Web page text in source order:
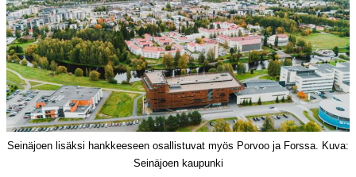
Seinäjoen lisäksi hankkeeseen osallistuvat myös Porvoo ja Forssa. Kuva:
Seinäjoen kaupunki